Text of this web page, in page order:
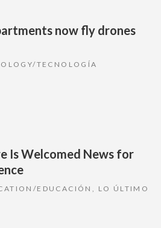
now fly drones
TECNOLOGÍA
Is Welcomed News for
EDUCACIÓN LO ÚLTIMO